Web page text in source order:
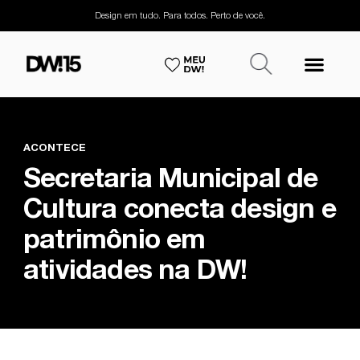
Design em tudo. Para todos. Perto de você.
ACONTECE
Secretaria Municipal de
Cultura conecta design e
patrimônio em
atividades na DW!